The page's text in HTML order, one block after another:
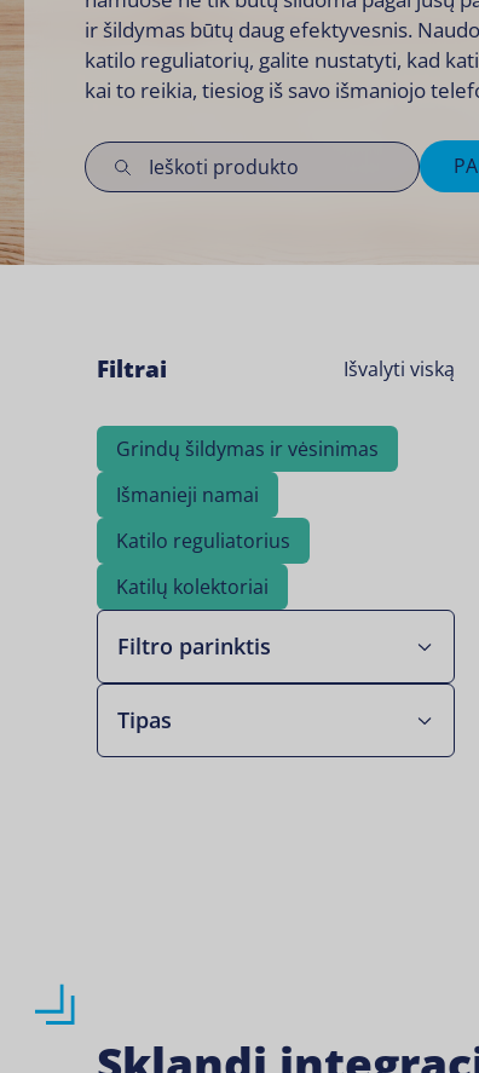
ir šildymas būtų daug efektyvesnis.
katilo reguliatorių, galite nustatyti, kad
kai to reikia, tiesiog iš savo išmaniojo
Filtrai Išvalyti viską
Grindų šildymas ir vėsinimas
Išmanieji namai
Katilo reguliatorius
Katilų kolektoriai⁣
Filtro parinktis
Tipas